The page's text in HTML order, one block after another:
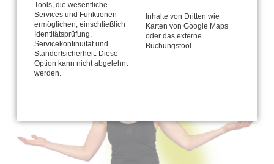
Tools, die wesentliche
Services und Funktionen
ermöglichen, einschließlich
Identitätsprüfung,
Servicekontinuität und
Standortsicherheit. Diese
Option kann nicht abgelehnt
werden.
Inhalte von Dritten wie
Karten von Google Maps
oder das externe
Buchungstool.